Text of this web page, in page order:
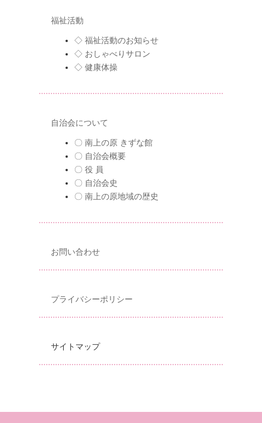
福祉活動
◇ 福祉活動のお知らせ
◇ おしゃべりサロン
◇ 健康体操
自治会について
〇 南上の原 きずな館
〇 自治会概要
〇 役 員
〇 自治会史
〇 南上の原地域の歴史
お問い合わせ
プライバシーポリシー
サイトマップ